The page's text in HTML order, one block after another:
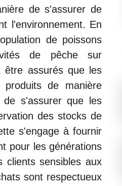
de s'assurer de
l'environnement. En
de poissons
de pêche sur
être assurés que les
de manière
s'assurer que les
des stocks de
s'engage à fournir
pour les générations
clients sensibles aux
sont respectueux